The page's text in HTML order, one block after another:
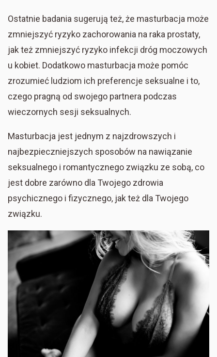
Ostatnie badania sugerują też, że masturbacja może
zmniejszyć ryzyko zachorowania na raka prostaty,
jak też zmniejszyć ryzyko infekcji dróg moczowych
u kobiet. Dodatkowo masturbacja może pomóc
zrozumieć ludziom ich preferencje seksualne i to,
czego pragną od swojego partnera podczas
wieczornych sesji seksualnych.
Masturbacja jest jednym z najzdrowszych i
najbezpieczniejszych sposobów na nawiązanie
seksualnego i romantycznego związku ze sobą, co
jest dobre zarówno dla Twojego zdrowia
psychicznego i fizycznego, jak też dla Twojego
związku.